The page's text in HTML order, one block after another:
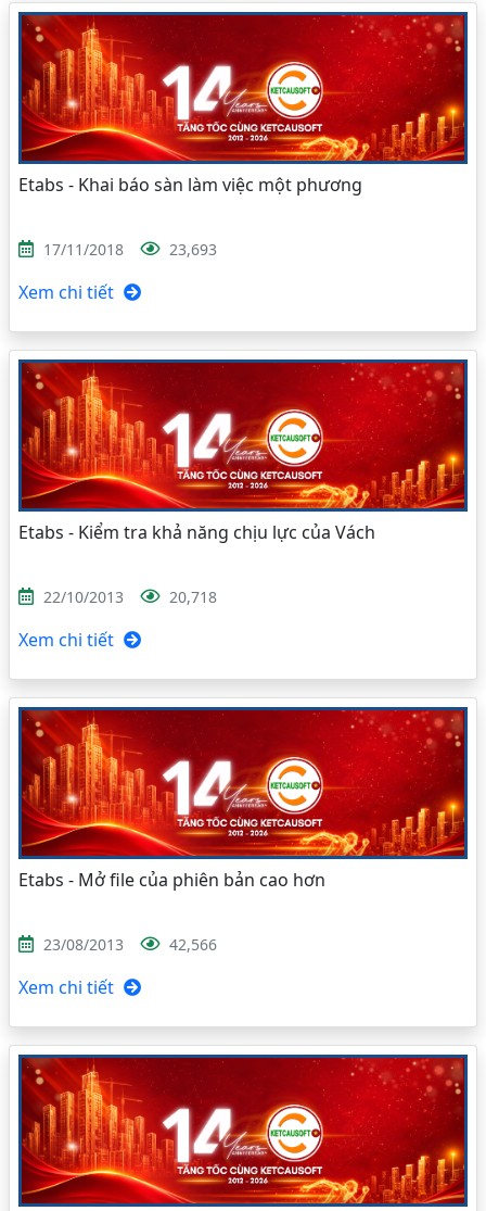
Etabs - Khai báo sàn làm việc một phương
17/11/2018 23,693
Xem chi tiết
Etabs - Kiểm tra khả năng chịu lực của Vách
22/10/2013 20,718
Xem chi tiết
Etabs - Mở file của phiên bản cao hơn
23/08/2013 42,566
Xem chi tiết